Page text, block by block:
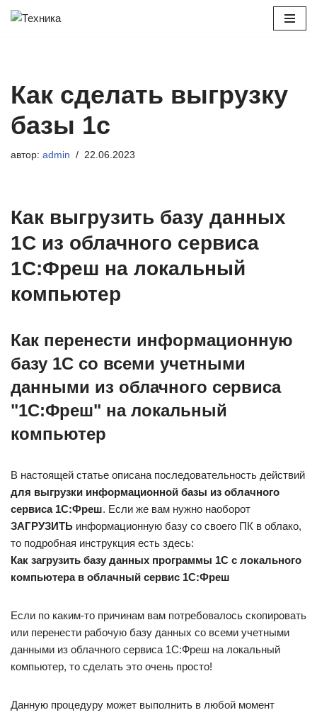
Как сделать выгрузку
базы 1с
автор: admin 22.06.2023
Как выгрузить базу данных
1С из облачного сервиса
1С:Фреш на локальный
компьютер
Как перенести информационную
базу 1С со всеми учетными
данными из облачного сервиса
"1С:Фреш" на локальный
компьютер
В настоящей статье описана последовательность действий
для выгрузки информационной базы из облачного
сервиса 1С:Фреш. Если же вам нужно наоборот
ЗАГРУЗИТЬ информационную базу со своего ПК в облако,
то подробная инструкция есть здесь:
Как загрузить базу данных программы 1С с локального
компьютера в облачный сервис 1С:Фреш
Если по каким-то причинам вам потребовалось скопировать
или перенести рабочую базу данных со всеми учетными
данными из облачного сервиса 1С:Фреш на локальный
компьютер, то сделать это очень просто!
Данную процедуру может выполнить в любой момент